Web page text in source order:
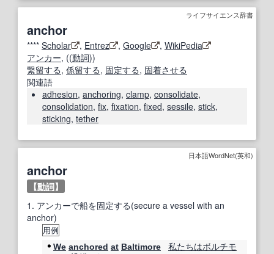
ライフサイエンス辞書
anchor
**** Scholar , Entrez , Google , WikiPedia
アンカー, ((動詞))
繋留する, 係留する, 固定する, 固着させる
関連語
adhesion, anchoring, clamp, consolidate,
consolidation, fix, fixation, fixed, sessile, stick,
sticking, tether
日本語WordNet(英和)
anchor
【動詞】
1. アンカーで船を固定する(secure a vessel with an
anchor)
用例
We anchored at Baltimore 私たちはボルチモ